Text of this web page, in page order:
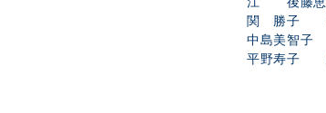
関 勝子
中島美智子
平野寿子